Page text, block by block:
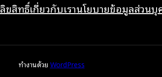
ลิขสิทธิ์เกี่ยวกับเรานโยบายข้อมูลส่วน
ทำงานด้วย WordPress